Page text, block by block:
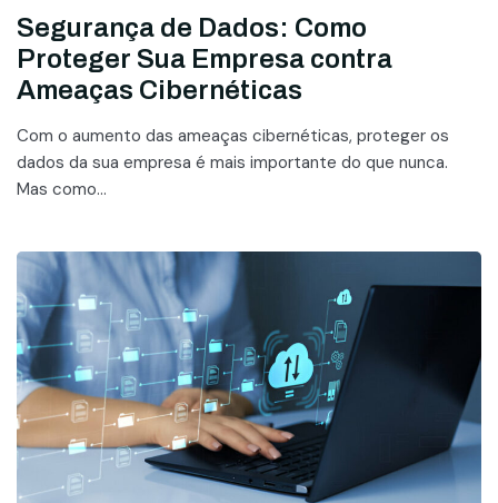
Segurança de Dados: Como
Proteger Sua Empresa contra
Ameaças Cibernéticas
Com o aumento das ameaças cibernéticas, proteger os
dados da sua empresa é mais importante do que nunca.
Mas como...